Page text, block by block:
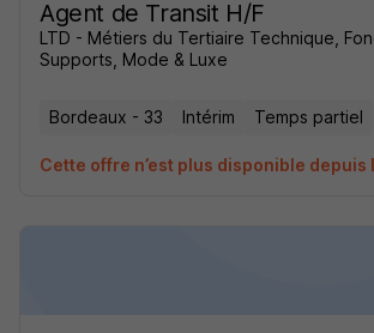
Agent de Transit H/F
LTD - Métiers du Tertiaire Technique,
Supports, Mode & Luxe
Bordeaux - 33 Intérim Temps partiel
Cette offre n’est plus disponible